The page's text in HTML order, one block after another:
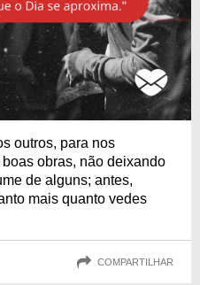
outros, para nos
obras, não deixando
de alguns; antes,
mais quanto vedes
COMPARTILHAR